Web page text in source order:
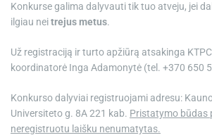
Konkurse galima dalyvauti tik tuo atveju, jei
ilgiau neitrejus metus.
Už registraciją ir turto apžiūrą atsakinga
koordinatorė Inga Adamonytė (tel. +370 650
Konkurso dalyviai registruojami adresu:
Universiteto g. 8A 221 kab. Pristatymo būdas
neregistruotu laišku nenumatytas.